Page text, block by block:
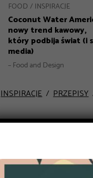
FOOD INSPIRACJE
Coconut Water
nowy trend kawowy,
który podbija świat (i
media)
– Food and Design
INSPIRACJE PRZEPISY